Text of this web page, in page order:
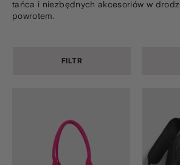
tańca i niezbędnych akcesoriów w
powrotem.
FILTR